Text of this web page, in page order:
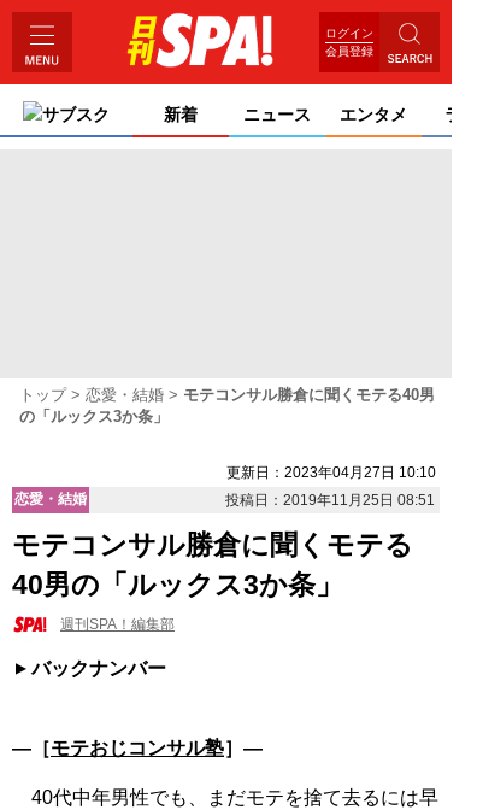
ログイン
会員登録
サブスク 新着 ニュース エンタメ ライ
トップ 恋愛・結婚
モテコンサル勝倉に聞くモテる40男
の「ルックス3か条」
更新日：2023年04月27日 10:10
恋愛・結婚
投稿日：2019年11月25日 08:51
モテコンサル勝倉に聞くモテる
40男の「ルックス3か条」
週刊SPA！編集部
バックナンバー
―［モテおじコンサル塾］―
40代中年男性でも、まだモテを捨て去るには早